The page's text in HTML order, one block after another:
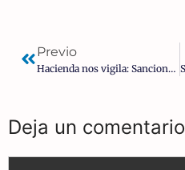
Previo
Hacienda nos vigila: Sanciones de hasta 150.000 euros por usar nuestro propio dinero
Deja un comentario